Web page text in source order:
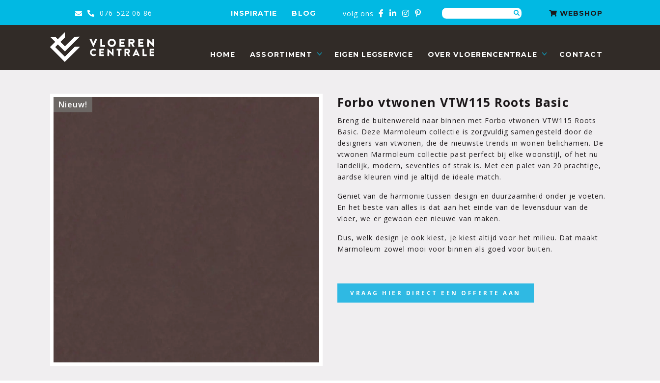
076-522 06 86 INSPIRATIE BLOG volg ons Zoeken WEBSHOP
VloerenCentrale
HOME ASSORTIMENT EIGEN LEGSERVICE OVER VLOERENCENTRALE CONTACT
Nieuw! Forbo vtwonen VTW115 Roots Basic
Breng de buitenwereld naar binnen met Forbo vtwonen VTW115 Roots
Basic. Deze Marmoleum collectie is zorgvuldig samengesteld door de
designers van vtwonen, die de nieuwste trends in wonen belichamen. De
vtwonen Marmoleum collectie past perfect bij elke woonstijl, of het nu
landelijk, modern, seventies of strak is. Met een palet van 20 prachtige,
aardse kleuren vind je altijd de ideale match.
Geniet van de harmonie tussen design en duurzaamheid onder je voeten.
En het beste van alles is dat aan het einde van de levensduur van de
vloer, we er gewoon een nieuwe van maken.
Dus, welk design je ook kiest, je kiest altijd voor het milieu. Dat maakt
Marmoleum zowel mooi voor binnen als goed voor buiten.
VRAAG HIER DIRECT EEN OFFERTE AAN